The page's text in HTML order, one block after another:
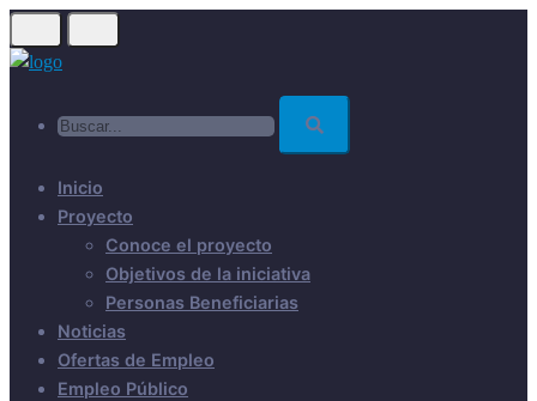
Skip
to
Inicio
Proyecto
Conoce el proyecto
Objetivos de la iniciativa
Personas Beneficiarias
Noticias
Ofertas de Empleo
Empleo Público